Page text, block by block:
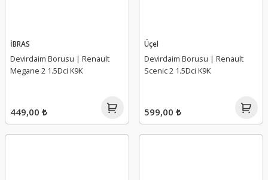
İBRAS
Devirdaim Borusu | Renault
Megane 2 1.5Dci K9K
449,00 ₺
Üçel
Devirdaim Borusu | Renault
Scenic 2 1.5Dci K9K
599,00 ₺